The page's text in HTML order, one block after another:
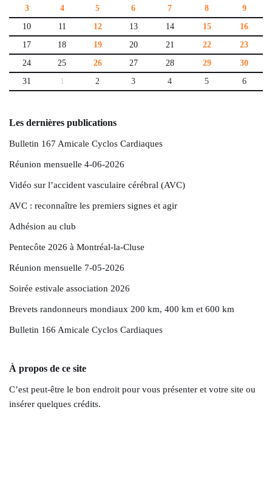
3
4 5 6 7 8
9
10
11 12 13 14 15
16
17
18 19 20 21 22
23
24
25 26 27 28 29
30
31
1 2 3 4 5 6
Les dernières publications
Bulletin 167 Amicale Cyclos Cardiaques
Réunion mensuelle 4-06-2026
Vidéo sur l’accident vasculaire cérébral (AVC)
AVC : reconnaître les premiers signes et agir
Adhésion au club
Pentecôte 2026 à Montréal-la-Cluse
Réunion mensuelle 7-05-2026
Soirée estivale association 2026
Brevets randonneurs mondiaux 200 km, 400 km et 600 km
Bulletin 166 Amicale Cyclos Cardiaques
À propos de ce site
C’est peut-être le bon endroit pour vous présenter et votre site ou
insérer quelques crédits.